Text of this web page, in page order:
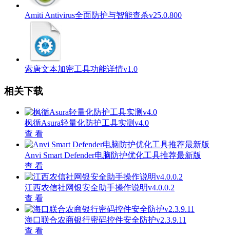
Amiti Antivirus全面防护与智能查杀v25.0.800
索唐文本加密工具功能详情v1.0
相关下载
枫循Asura轻量化防护工具实测v4.0
查 看
Anvi Smart Defender电脑防护优化工具推荐最新版
查 看
江西农信社网银安全助手操作说明v4.0.0.2
查 看
海口联合农商银行密码控件安全防护v2.3.9.11
查 看